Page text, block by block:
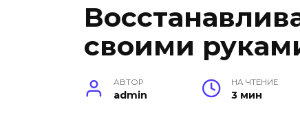
своими
АВТОР
admin
НА ЧТЕНИЕ
3 мин